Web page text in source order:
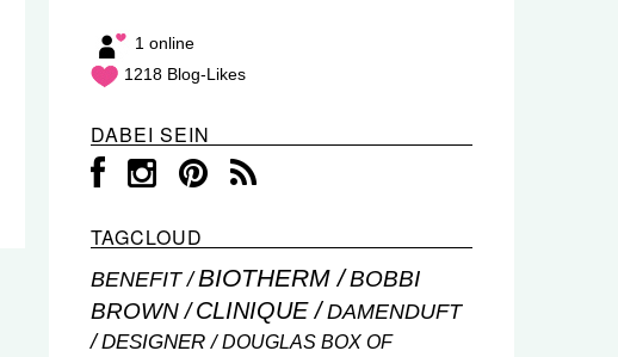
1 online
1218 Blog-Likes
DABEI SEIN
TAGCLOUD
BENEFIT BIOTHERM
BOBBI
BROWN
CLINIQUE DAMENDUFT
DESIGNER
DOUGLAS BOX OF